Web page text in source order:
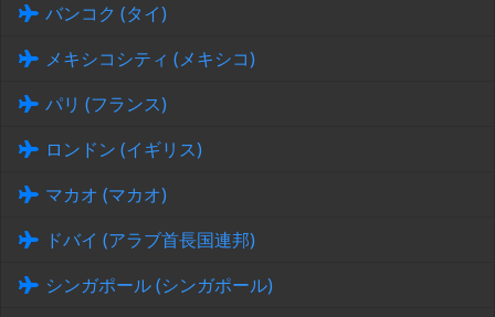
バンコク (タイ)
メキシコシティ (メキシコ)
パリ (フランス)
ロンドン (イギリス)
マカオ (マカオ)
ドバイ (アラブ首長国連邦)
シンガポール (シンガポール)